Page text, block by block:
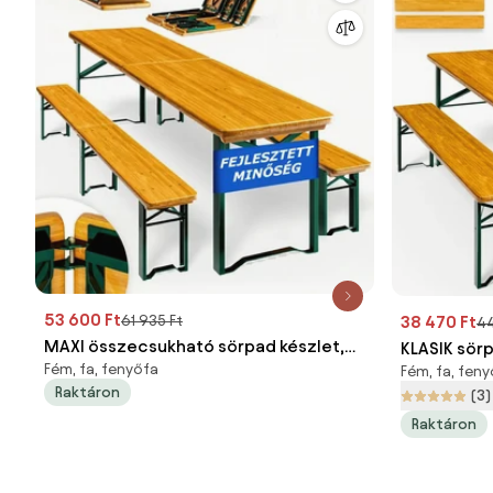
53 600 Ft61 935 Ft
MAXI összecsukható sörpad készlet,
220cm, természetes barna Jurhan
Fém, fa, fenyőfa
Raktáron
38 470 Ft
KLASIK
Fém, fa,
(3)
Raktáron